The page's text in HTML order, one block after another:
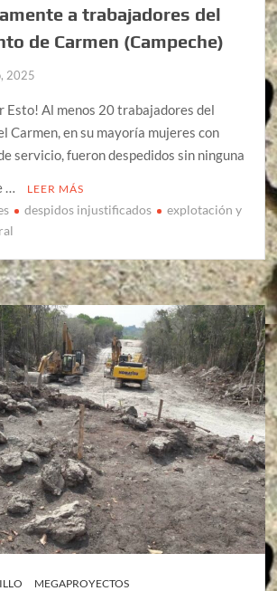
a trabajadores del
de Carmen (Campeche)
2025
Esto! Al menos 20 trabajadores del
Carmen, en su mayoría mujeres con
servicio, fueron despedidos sin ninguna
…
LEER MÁS
despidos injustificados
explotación y
MEGAPROYECTOS